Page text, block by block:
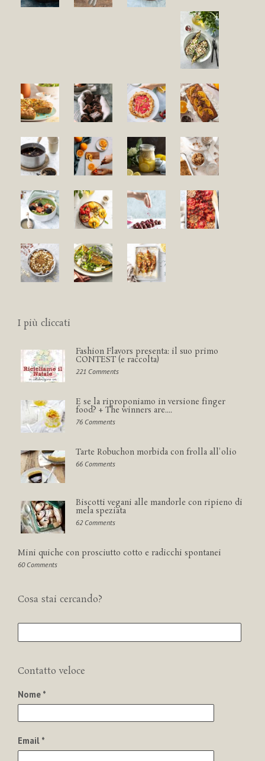
I più cliccati
Fashion Flavors presenta: il suo primo
CONTEST (e raccolta)
221 Comments
E se la riproponiamo in versione finger
food? + The winners are....
76 Comments
Tarte Robuchon morbida con frolla all'olio
66 Comments
Biscotti vegani alle mandorle con ripieno di
mela speziata
62 Comments
Mini quiche con prosciutto cotto e radicchi spontanei
60 Comments
Cosa stai cercando?
Contatto veloce
Nome *
Email *